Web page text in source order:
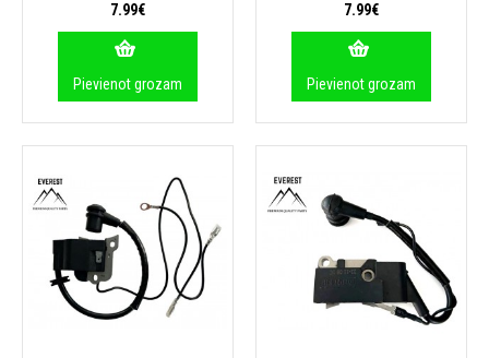
7.99€
Pievienot grozam
7.99€
Pievienot grozam